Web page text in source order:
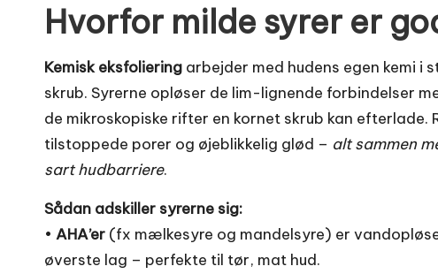
Hvorfor milde syrer er
Kemisk eksfoliering arbejder med hudens egen kemi i
skrub. Syrerne opløser de lim-lignende forbindelser
de mikroskopiske rifter en kornet skrub kan
tilstoppede porer og øjeblikkelig glød – alt sammen
sart hudbarriere.
Sådan adskiller syrerne sig:
• AHA’er (fx mælkesyre og mandelsyre) er
øverste lag – perfekte til tør, mat hud.